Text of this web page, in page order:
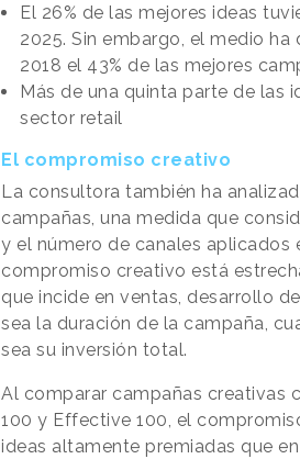
El 26% de las mejores ideas
2025. Sin embargo, el medio
2018 el 43% de las mejores
Más de una quinta parte de las
sector retail
El compromiso creativo
La consultora también ha
campañas, una medida que
y el número de canales aplicados
compromiso creativo está
que incide en ventas, desarrollo
sea la duración de la campaña,
sea su inversión total.
Al comparar campañas creativas
100 y Effective 100, el
ideas altamente premiadas que